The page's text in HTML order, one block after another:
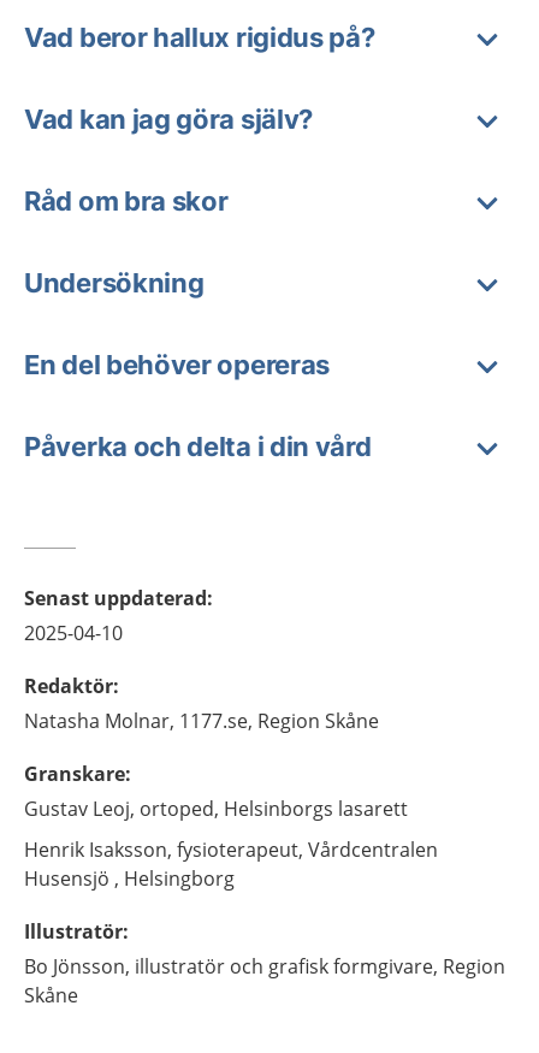
Vad beror hallux rigidus på?
Vad kan jag göra själv?
Råd om bra skor
Undersökning
En del behöver opereras
Påverka och delta i din vård
Senast uppdaterad:
2025-04-10
Redaktör:
Natasha Molnar, 1177.se, Region Skåne
Granskare:
Gustav Leoj, ortoped, Helsinborgs lasarett
Henrik Isaksson, fysioterapeut, Vårdcentralen
Husensjö , Helsingborg
Illustratör:
Bo Jönsson, illustratör och grafisk formgivare, Region
Skåne